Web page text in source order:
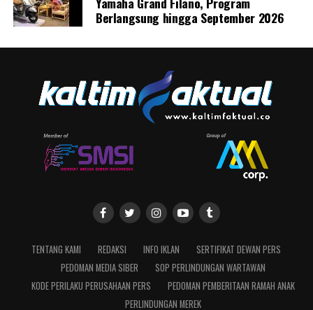
Berlangsung hingga September 2026
TENTANG KAMI REDAKSI INFO IKLAN
SERTIFIKAT DEWAN PERS
PEDOMAN MEDIA SIBER
SOP PERLINDUNGAN WARTAWAN
KODE PERILAKU PERUSAHAAN PERS
PEDOMAN PEMBERITAAN RAMAH ANAK
PERLINDUNGAN MEREK